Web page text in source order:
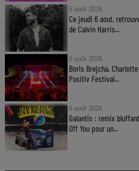
6 août 2026
Ce jeudi 6 aout,
de Calvin Harris...
6 août 2026
Boris Brejcha,
Positiv Festival...
6 août 2026
Galantis : remix bluffant
Off You pour un...